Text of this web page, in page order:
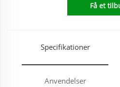
Få et
Specifikationer
Anvendelser